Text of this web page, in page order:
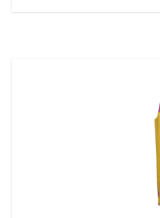
La cotte SALSA est